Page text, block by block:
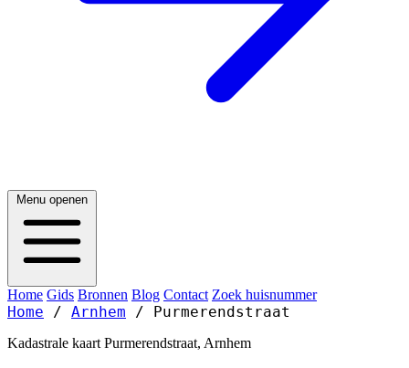
Menu openen
Home Gids Bronnen Blog Contact Zoek huisnummer
Home / Arnhem / Purmerendstraat
Kadastrale kaart Purmerendstraat, Arnhem